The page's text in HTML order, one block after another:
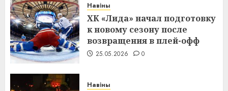
Навіны
ХК «Лида» начал подготовку
к новому сезону после
возвращения в плей-офф
25.05.2026 0
Навіны